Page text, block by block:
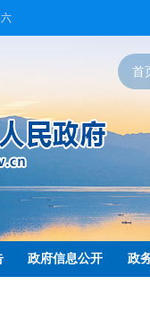
首
政府信息公开 政